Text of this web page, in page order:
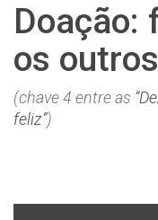
Doação:
os outros
(chave 4 entre as
feliz”)